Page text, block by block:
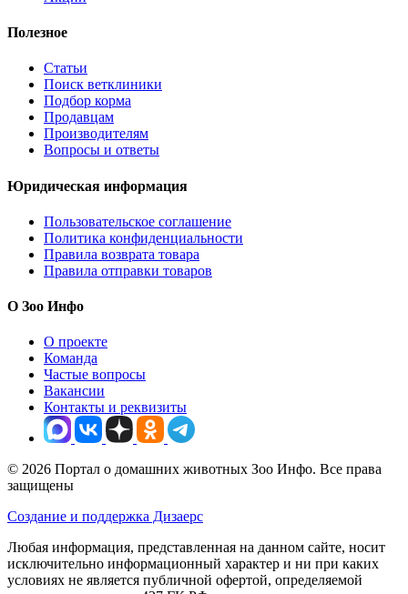
Полезное
Статьи
Поиск ветклиники
Подбор корма
Продавцам
Производителям
Вопросы и ответы
Юридическая информация
Пользовательское соглашение
Политика конфиденциальности
Правила возврата товара
Правила отправки товаров
О Зоо Инфо
О проекте
Команда
Частые вопросы
Вакансии
Контакты и реквизиты
© 2026 Портал о домашних животных Зоо Инфо. Все права
защищены
Создание и поддержка Дизаерс
Любая информация, представленная на данном сайте, носит
исключительно информационный характер и ни при каких
условиях не является публичной офертой, определяемой